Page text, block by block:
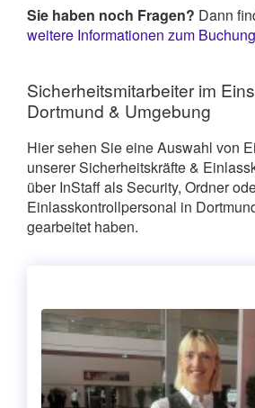
Sie haben noch Fragen? Dann
weitere Informationen zum
Sicherheitsmitarbeiter im
Dortmund & Umgebung
Hier sehen Sie eine Auswahl von
unserer Sicherheitskräfte &
über InStaff als Security, Ordner
Einlasskontrollpersonal in
gearbeitet haben.